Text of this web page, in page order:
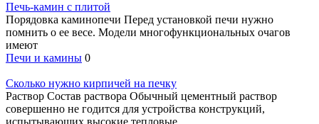
Печь-камин с плитой
Порядовка каминопечи Перед установкой печи нужно
помнить о ее весе. Модели многофункциональных очагов
имеют
Печи и камины 0
Сколько нужно кирпичей на печку
Раствор Состав раствора Обычный цементный раствор
совершенно не годится для устройства конструкций,